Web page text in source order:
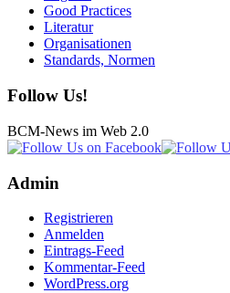
Good Practices
Literatur
Organisationen
Standards, Normen
Follow Us!
BCM-News im Web 2.0
Admin
Registrieren
Anmelden
Eintrags-Feed
Kommentar-Feed
WordPress.org